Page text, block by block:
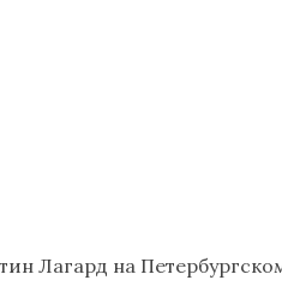
Лагард на